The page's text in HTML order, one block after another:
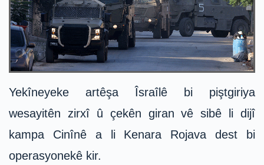
Yekîneyeke artêşa Îsraîlê bi piştgiriya
wesayitên zirxî û çekên giran vê sibê li dijî
kampa Cinînê a li Kenara Rojava dest bi
operasyonekê kir.